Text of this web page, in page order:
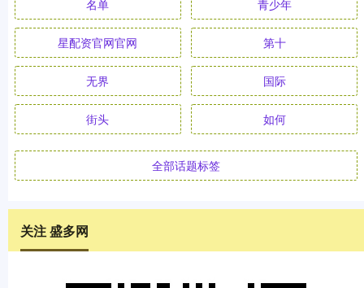
名单 青少年
星配资官网官网 第十
无界 国际
街头 如何
全部话题标签
关注 盛多网